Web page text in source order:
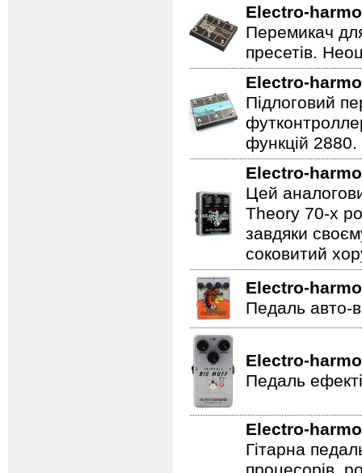
Electro-
Перемикач
пресетів.
Electro-
Підлоговий
функцій 2880.
Electro-
Цей
Theory 70-х
завдяки
соковитий
Electro-
Педаль авто-
Electro-
Педаль
Electro-
Гітарна